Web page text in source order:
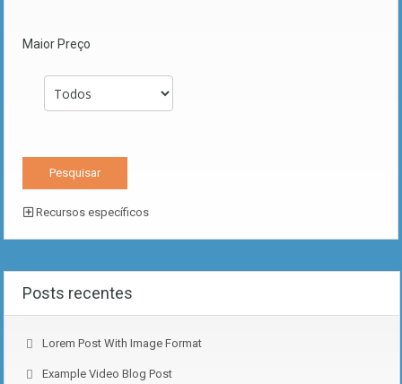
Maior Preço
Recursos específicos
Posts recentes
Lorem Post With Image Format
Example Video Blog Post